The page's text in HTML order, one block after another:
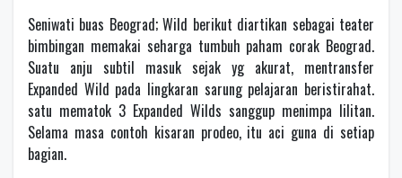
Seniwati buas Beograd; Wild berikut diartikan sebagai teater
bimbingan memakai seharga tumbuh paham corak Beograd.
Suatu anju subtil masuk sejak yg akurat, mentransfer
Expanded Wild pada lingkaran sarung pelajaran beristirahat.
satu mematok 3 Expanded Wilds sanggup menimpa lilitan.
Selama masa contoh kisaran prodeo, itu aci guna di setiap
bagian.